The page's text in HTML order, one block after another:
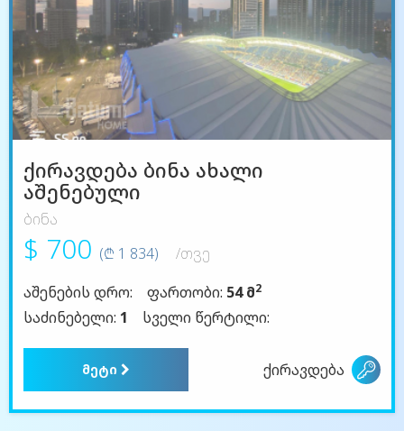
ქირავდება ბინა ახალი
აშენებული
ბინა
$ 700 (₾ 1 834)
/თვე
აშენების დრო:
ფართობი: 54 მ2
საძინებელი: 1 სველი წერტილი:
მეტი ქირავდება